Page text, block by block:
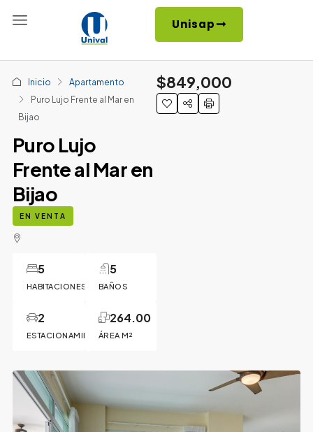
Unisap
Inicio
Apartamento
Puro Lujo Frente al Mar en
Bijao
Puro Lujo
Frente al Mar en
Bijao
EN VENTA
HABITACIONES
5
BAÑOS
5
ESTACIONAMIENTOS
2
ÁREA M²
264.00
$849,000